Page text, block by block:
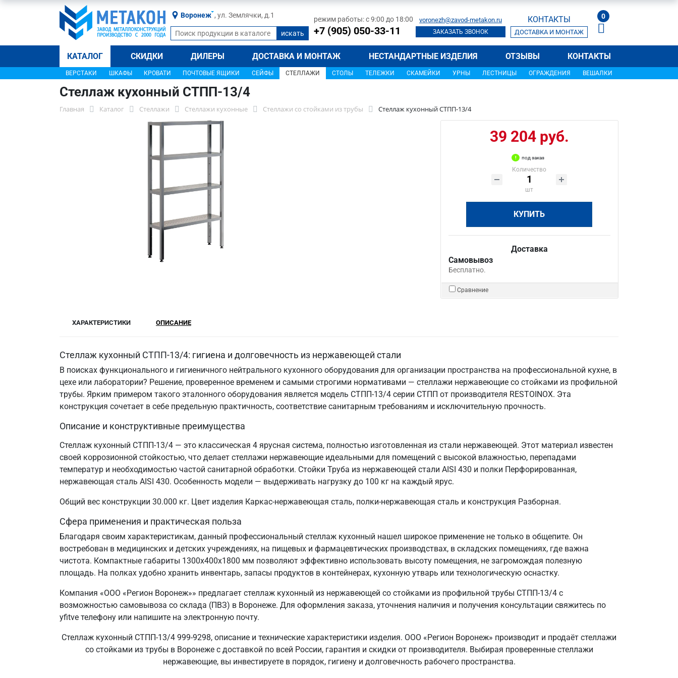
Воронеж , ул. Землячки, д.1 режим работы: с 9:00 до 18:00
+7 (905) 050-33-11
voronezh@zavod-metakon.ru
ЗАКАЗАТЬ ЗВОНОК
КОНТАКТЫ
ДОСТАВКА И МОНТАЖ
0
КАТАЛОГ СКИДКИ ДИЛЕРЫ ДОСТАВКА И МОНТАЖ НЕСТАНДАРТНЫЕ ИЗДЕЛИЯ ОТЗЫВЫ КОНТАКТЫ
ВЕРСТАКИ ШКАФЫ КРОВАТИ ПОЧТОВЫЕ ЯЩИКИ СЕЙФЫ СТЕЛЛАЖИ СТОЛЫ ТЕЛЕЖКИ СКАМЕЙКИ УРНЫ ЛЕСТНИЦЫ ОГРАЖДЕНИЯ ВЕШАЛКИ
Стеллаж кухонный СТПП-13/4
Главная Каталог Стеллажи Стеллажи кухонные Стеллажи со стойками из трубы Стеллаж кухонный СТПП-13/4
39 204 руб.
под заказ
Количество
шт
КУПИТЬ
Доставка
Самовывоз
Бесплатно.
Сравнение
ХАРАКТЕРИСТИКИ ОПИСАНИЕ
Стеллаж кухонный СТПП-13/4: гигиена и долговечность из нержавеющей стали
В поисках функционального и гигиеничного нейтрального кухонного оборудования для организации пространства на профессиональной кухне, в
цехе или лаборатории? Решение, проверенное временем и самыми строгими нормативами — стеллажи нержавеющие со стойками из профильной
трубы. Ярким примером такого эталонного оборудования является модель СТПП-13/4 серии СТПП от производителя RESTOINOX. Эта
конструкция сочетает в себе предельную практичность, соответствие санитарным требованиям и исключительную прочность.
Описание и конструктивные преимущества
Стеллаж кухонный СТПП-13/4 — это классическая 4 ярусная система, полностью изготовленная из стали нержавеющей. Этот материал известен
своей коррозионной стойкостью, что делает стеллажи нержавеющие идеальными для помещений с высокой влажностью, перепадами
температур и необходимостью частой санитарной обработки. Стойки Труба из нержавеющей стали AISI 430 и полки Перфорированная,
нержавеющая сталь AISI 430. Особенность модели — выдерживать нагрузку до 100 кг на каждый ярус.
Общий вес конструкции 30.000 кг. Цвет изделия Каркас-нержавеющая сталь, полки-нержавеющая сталь и конструкция Разборная.
Сфера применения и практическая польза
Благодаря своим характеристикам, данный профессиональный стеллаж кухонный нашел широкое применение не только в общепите. Он
востребован в медицинских и детских учреждениях, на пищевых и фармацевтических производствах, в складских помещениях, где важна
чистота. Компактные габариты 1300х400х1800 мм позволяют эффективно использовать высоту помещения, не загромождая полезную
площадь. На полках удобно хранить инвентарь, запасы продуктов в контейнерах, кухонную утварь или технологическую оснастку.
Компания «ООО «Регион Воронеж»» предлагает стеллаж кухонный из нержавеющей со стойками из профильной трубы СТПП-13/4 с
возможностью самовывоза со склада (ПВЗ) в Воронеже. Для оформления заказа, уточнения наличия и получения консультации свяжитесь по
yfitve телефону или напишите на электронную почту.
Стеллаж кухонный СТПП-13/4 999-9298, описание и технические характеристики изделия. ООО «Регион Воронеж» производит и продаёт стеллажи
со стойками из трубы в Воронеже с доставкой по всей России, гарантия и скидки от производителя. Выбирая проверенные стеллажи
нержавеющие, вы инвестируете в порядок, гигиену и долговечность рабочего пространства.